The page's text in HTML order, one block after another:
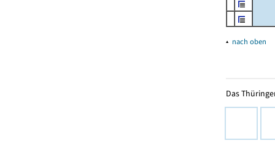
▴ nach oben
Das